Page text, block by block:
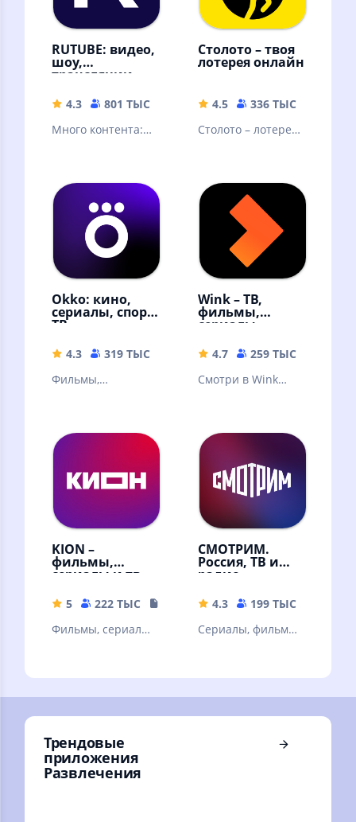
RUTUBE: видео,
шоу,
трансляции
4.3 801 ТЫС
42.88 MB
Много контента:
прямые эфиры,
сериалы и шоу
Столото – твоя
лотерея онлайн
4.5 336 ТЫС
Столото – лотерея,
лото и другие
лотереи
Okko: кино,
сериалы, спорт,
ТВ
4.3 319 ТЫС
49.9 MB
Фильмы,
мультфильмы и ТВ-
каналы онлайн в
Wink – ТВ,
фильмы,
сериалы
4.7 259 ТЫС
Смотри в Wink
мультфильмы и ТВ
каналы
KION –
фильмы,
сериалы и тв
5 222 ТЫС
108.87 MB
Фильмы, сериалы
СМОТРИМ.
Россия, ТВ и
радио
4.3 199 ТЫС
Сериалы, фильмы,
Трендовые
приложения
Развлечения